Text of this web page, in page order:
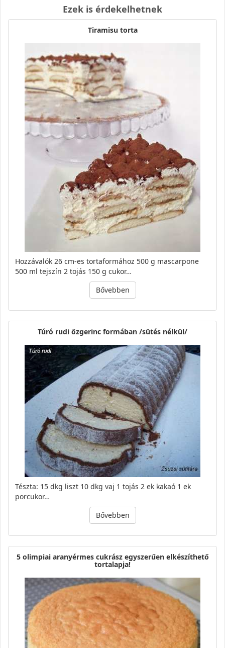
Ezek is érdekelhetnek
Tiramisu torta
Hozzávalók 26 cm-es tortaformához 500 g mascarpone
500 ml tejszín 2 tojás 150 g cukor…
Bővebben
Túró rudi őzgerinc formában /sütés nélkül/
Tészta: 15 dkg liszt 10 dkg vaj 1 tojás 2 ek kakaó 1 ek
porcukor…
Bővebben
5 olimpiai aranyérmes cukrász egyszerűen elkészíthető
tortalapja!